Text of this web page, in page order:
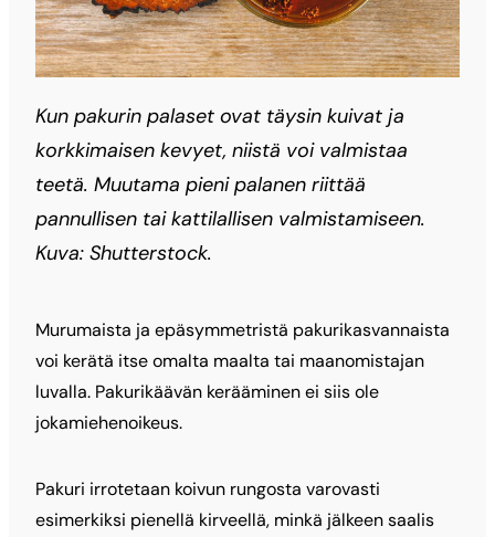
Kun pakurin palaset ovat täysin kuivat ja
korkkimaisen kevyet, niistä voi valmistaa
teetä. Muutama pieni palanen riittää
pannullisen tai kattilallisen valmistamiseen.
Kuva: Shutterstock.
Murumaista ja epäsymmetristä pakurikasvannaista
voi kerätä itse omalta maalta tai maanomistajan
luvalla. Pakurikäävän kerääminen ei siis ole
jokamiehenoikeus.
Pakuri irrotetaan koivun rungosta varovasti
esimerkiksi pienellä kirveellä, minkä jälkeen saalis